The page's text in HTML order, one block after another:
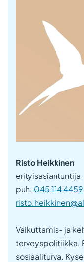
Risto Heikkinen
erityisasiantuntija
puh. 045 114 4459
Vaikuttamis- ja
terveyspolitiikka.
sosiaaliturva.